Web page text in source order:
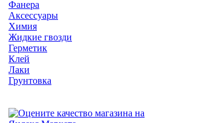
Фанера
Аксессуары
Химия
Жидкие гвозди
Герметик
Клей
Лаки
Грунтовка